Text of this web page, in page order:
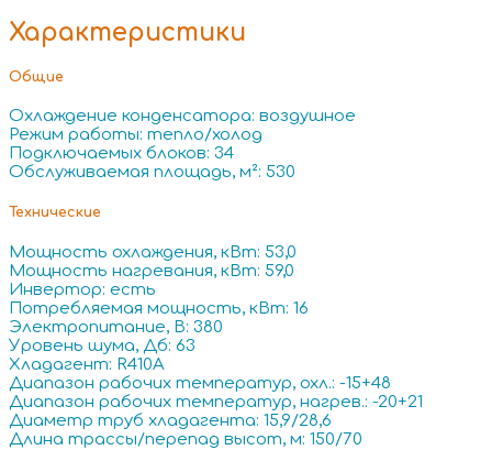
Характеристики
Общие
Охлаждение конденсатора: воздушное
Режим работы: тепло/холод
Подключаемых блоков: 34
Обслуживаемая площадь, м²: 530
Технические
Мощность охлаждения, кВт: 53,0
Мощность нагревания, кВт: 59,0
Инвертор: есть
Потребляемая мощность, кВт: 16
Электропитание, В: 380
Уровень шума, Дб: 63
Хладагент: R410A
Диапазон рабочих температур, охл.: -15+48
Диапазон рабочих температур, нагрев.: -20+21
Диаметр труб хладагента: 15,9/28,6
Длина трассы/перепад высот, м: 150/70